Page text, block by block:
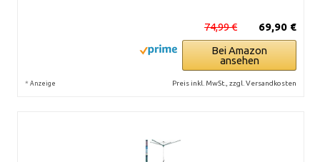
69,90 €
74,99 €
Bei Amazon
ansehen
* Anzeige Preis inkl. MwSt., zzgl. Versandkosten